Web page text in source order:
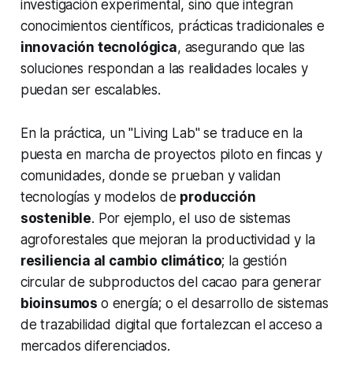
investigación experimental, sino que integran
conocimientos científicos, prácticas tradicionales e
innovación tecnológica, asegurando que las
soluciones respondan a las realidades locales y
puedan ser escalables.
En la práctica, un "Living Lab" se traduce en la
puesta en marcha de proyectos piloto en fincas y
comunidades, donde se prueban y validan
tecnologías y modelos de producción
sostenible. Por ejemplo, el uso de sistemas
agroforestales que mejoran la productividad y la
resiliencia al cambio climático; la gestión
circular de subproductos del cacao para generar
bioinsumos o energía; o el desarrollo de sistemas
de trazabilidad digital que fortalezcan el acceso a
mercados diferenciados.